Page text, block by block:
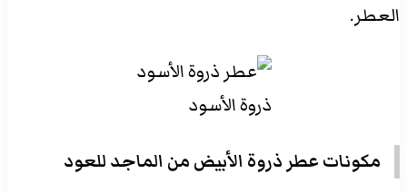
العطر.
ذروة الأسود
مكونات عطر ذروة الأبيض من الماجد للعود